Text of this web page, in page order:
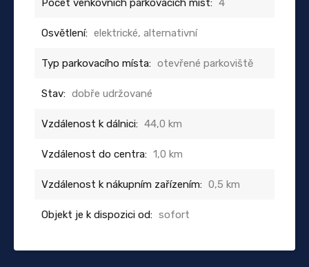
Počet venkovních parkovacích míst: 4
Osvětlení: elektrické, alternativní
Typ parkovacího místa: otevřené parkoviště
Stav: dobře udržované
Vzdálenost k dálnici: 44,0 km
Vzdálenost do centra: 1,0 km
Vzdálenost k nákupním zařízením: 0,5 km
Objekt je k dispozici od: sofort